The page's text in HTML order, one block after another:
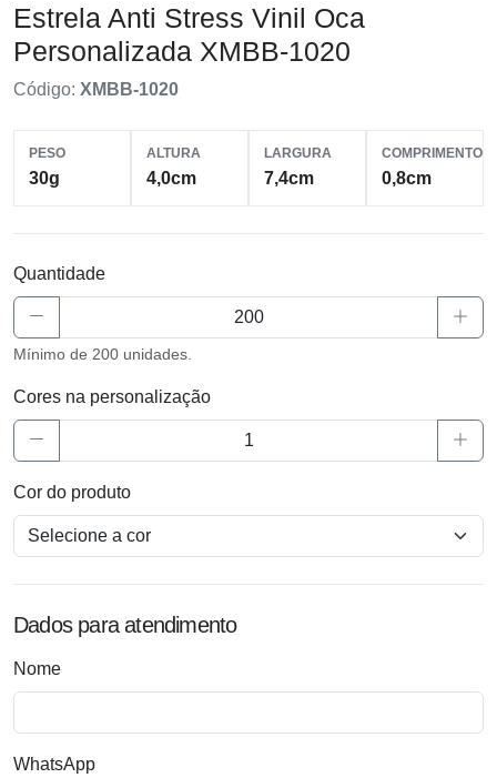
Estrela Anti Stress Vinil Oca
Personalizada XMBB-1020
Código: XMBB-1020
PESO
30g
ALTURA
4,0cm
LARGURA
7,4cm
COMPRIMENTO
0,8cm
Quantidade
Mínimo de 200 unidades.
Cores na personalização
Cor do produto
Dados para atendimento
Nome
WhatsApp